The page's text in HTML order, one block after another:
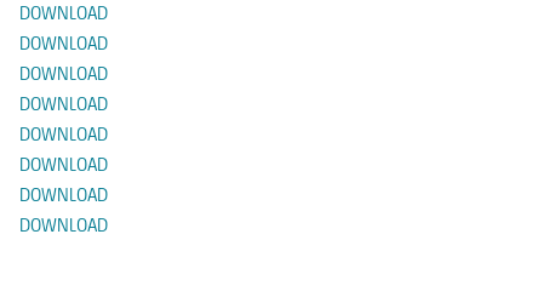
DOWNLOAD
DOWNLOAD
DOWNLOAD
DOWNLOAD
DOWNLOAD
DOWNLOAD
DOWNLOAD
DOWNLOAD